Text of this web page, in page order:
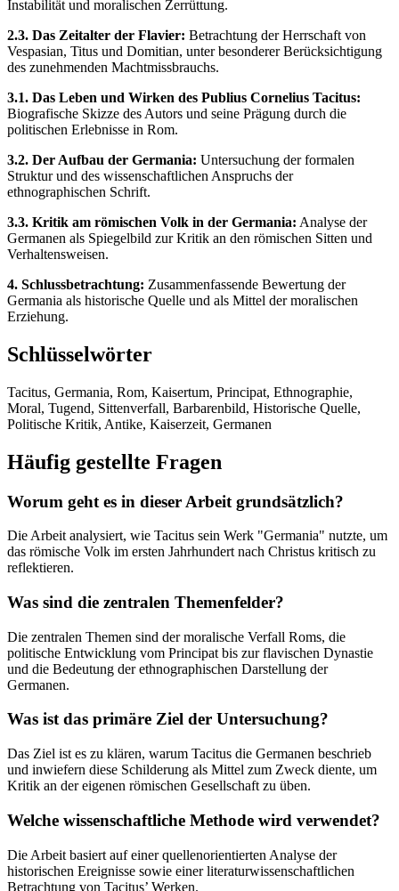
Instabilität und moralischen Zerrüttung.
2.3. Das Zeitalter der Flavier: Betrachtung der Herrschaft von
Vespasian, Titus und Domitian, unter besonderer Berücksichtigung
des zunehmenden Machtmissbrauchs.
3.1. Das Leben und Wirken des Publius Cornelius Tacitus:
Biografische Skizze des Autors und seine Prägung durch die
politischen Erlebnisse in Rom.
3.2. Der Aufbau der Germania: Untersuchung der formalen
Struktur und des wissenschaftlichen Anspruchs der
ethnographischen Schrift.
3.3. Kritik am römischen Volk in der Germania: Analyse der
Germanen als Spiegelbild zur Kritik an den römischen Sitten und
Verhaltensweisen.
4. Schlussbetrachtung: Zusammenfassende Bewertung der
Germania als historische Quelle und als Mittel der moralischen
Erziehung.
Schlüsselwörter
Tacitus, Germania, Rom, Kaisertum, Principat, Ethnographie,
Moral, Tugend, Sittenverfall, Barbarenbild, Historische Quelle,
Politische Kritik, Antike, Kaiserzeit, Germanen
Häufig gestellte Fragen
Worum geht es in dieser Arbeit grundsätzlich?
Die Arbeit analysiert, wie Tacitus sein Werk "Germania" nutzte, um
das römische Volk im ersten Jahrhundert nach Christus kritisch zu
reflektieren.
Was sind die zentralen Themenfelder?
Die zentralen Themen sind der moralische Verfall Roms, die
politische Entwicklung vom Principat bis zur flavischen Dynastie
und die Bedeutung der ethnographischen Darstellung der
Germanen.
Was ist das primäre Ziel der Untersuchung?
Das Ziel ist es zu klären, warum Tacitus die Germanen beschrieb
und inwiefern diese Schilderung als Mittel zum Zweck diente, um
Kritik an der eigenen römischen Gesellschaft zu üben.
Welche wissenschaftliche Methode wird verwendet?
Die Arbeit basiert auf einer quellenorientierten Analyse der
historischen Ereignisse sowie einer literaturwissenschaftlichen
Betrachtung von Tacitus’ Werken.